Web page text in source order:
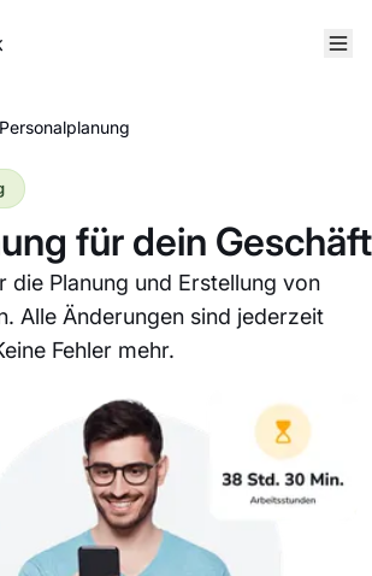
Personalplanung
für dein Geschäft
die Planung und Erstellung von
Alle Änderungen sind jederzeit
Fehler mehr.